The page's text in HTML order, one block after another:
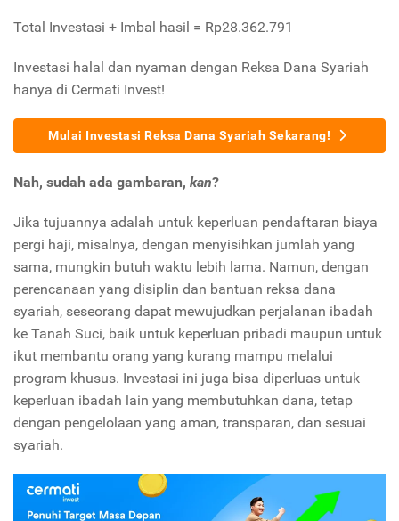
Total Investasi + Imbal hasil = Rp28.362.791
Investasi halal dan nyaman dengan Reksa Dana Syariah
hanya di Cermati Invest!
Mulai Investasi Reksa Dana Syariah Sekarang!
Nah, sudah ada gambaran, kan?
Jika tujuannya adalah untuk keperluan pendaftaran biaya
pergi haji, misalnya, dengan menyisihkan jumlah yang
sama, mungkin butuh waktu lebih lama. Namun, dengan
perencanaan yang disiplin dan bantuan reksa dana
syariah, seseorang dapat mewujudkan perjalanan ibadah
ke Tanah Suci, baik untuk keperluan pribadi maupun untuk
ikut membantu orang yang kurang mampu melalui
program khusus. Investasi ini juga bisa diperluas untuk
keperluan ibadah lain yang membutuhkan dana, tetap
dengan pengelolaan yang aman, transparan, dan sesuai
syariah.